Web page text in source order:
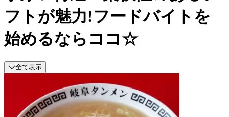
フトが魅力!フードバイトを
始めるならココ☆
全て表示